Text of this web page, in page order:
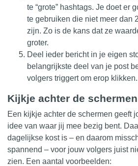
te “grote” hashtags. Je doet er
te gebruiken die niet meer dan
zijn. Zo is de kans dat ze
groter.
Deel ieder bericht in je eigen
belangrijkste deel van je post
volgers triggert om erop klikken.
Kijkje achter de schermen
Een kijkje achter de schermen geeft
idee van waar jij mee bezig bent.
dagelijkse kost is – en daarom
spannend – voor jouw volgers juist
zien. Een aantal voorbeelden: